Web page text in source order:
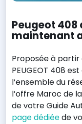
Peugeot 408
maintenant
Proposée à partir
PEUGEOT 408
l’ensemble du
l’offre Maroc de
de votre Guide
page dédiéede